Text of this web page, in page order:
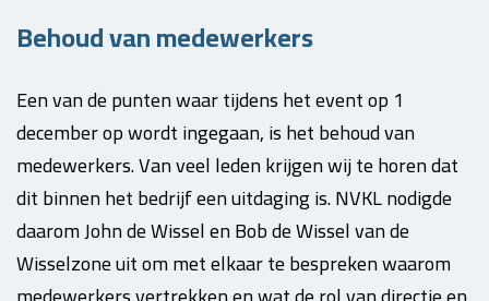
Behoud van medewerkers
Een van de punten waar tijdens het event op 1
december op wordt ingegaan, is het behoud van
medewerkers. Van veel leden krijgen wij te horen dat
dit binnen het bedrijf een uitdaging is. NVKL nodigde
daarom John de Wissel en Bob de Wissel van de
Wisselzone uit om met elkaar te bespreken waarom